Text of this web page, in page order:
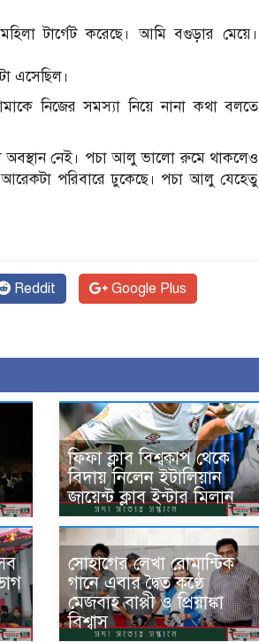
টার্গেট করেছে। আমি বগুড়ার মেয়ে।
এসেছিল।
নিজের সমস্যা নিয়ে নানা কথা বলতে
নেই। পচা আলু ভালো রুমে থাকলেও
পরিবারে ঢুকেছে। পচা আলু যেহেতু
Reddit Google Plus
ফিফা ক্লাব বিশ্বকাপ থেকে
বিদায় নিলেন ইটালিয়ান
জায়েন্ট ক্লাব ইন্টার মিলান
সোহাগের লেখা রোমান্টিক
গানে এবার দ্বৈত কণ্ঠে
মেজবাহ বাপ্পী ও প্রিয়াঙ্কা
বিশ্বাস